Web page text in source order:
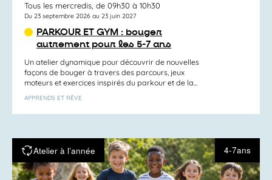
Tous les mercredis, de 09h30 à 10h30
Du 23 septembre 2026 au 23 juin 2027
PARKOUR ET GYM : bouger
autrement pour les 5-7 ans
Un atelier dynamique pour découvrir de nouvelles
façons de bouger à travers des parcours, jeux
moteurs et exercices inspirés du parkour et de la...
APPRENDS ET RÊVE
Atelier à l’année 4-7ans